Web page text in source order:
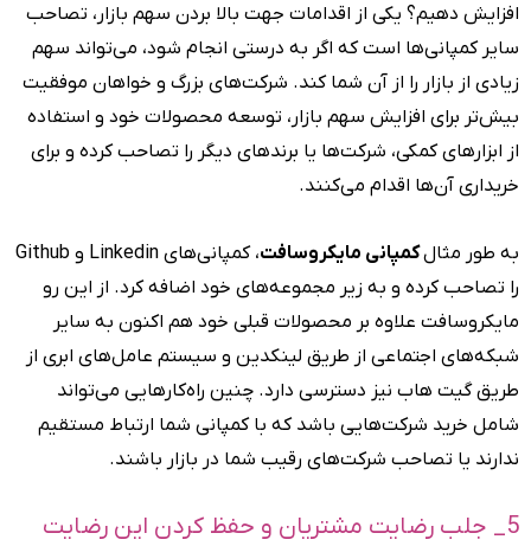
افزایش دهیم؟ یکی از اقدامات جهت بالا بردن سهم بازار، تصاحب
سایر کمپانی‌ها است که اگر به درستی انجام شود، می‌تواند سهم
زیادی از بازار را از آن شما کند. شرکت‌های بزرگ و خواهان موفقیت
بیش‌تر برای افزایش سهم بازار، توسعه محصولات خود و استفاده
از ابزارهای کمکی، شرکت‌ها یا برندهای دیگر را تصاحب کرده و برای
خریداری آن‌ها اقدام می‌کنند.
به طور مثالکمپانی مایکروسافت
، کمپانی‌های Linkedin و Github
را تصاحب کرده و به زیر مجموعه‌های خود اضافه کرد. از این رو
مایکروسافت علاوه بر محصولات قبلی خود هم اکنون به سایر
شبکه‌های اجتماعی از طریق لینکدین و سیستم عامل‌های ابری از
طریق گیت هاب نیز دسترسی دارد. چنین راه‌کارهایی می‌تواند
شامل خرید شرکت‌هایی باشد که با کمپانی شما ارتباط مستقیم
ندارند یا تصاحب شرکت‌های رقیب شما در بازار باشند.
5_ جلب رضایت مشتریان و حفظ کردن این رضایت